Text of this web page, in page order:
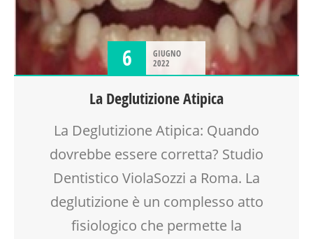
6
GIUGNO
2022
La Deglutizione Atipica
La Deglutizione Atipica: Quando
dovrebbe essere corretta? Studio
Dentistico ViolaSozzi a Roma. La
deglutizione è un complesso atto
fisiologico che permette la